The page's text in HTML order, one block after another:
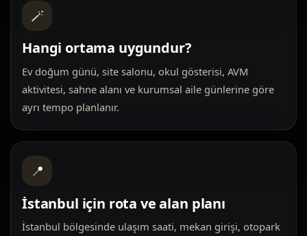
🪄
Hangi ortama uygundur?
Ev doğum günü, site salonu, okul gösterisi, AVM
aktivitesi, sahne alanı ve kurumsal aile günlerine göre
ayrı tempo planlanır.
📍
İstanbul için rota ve alan planı
İstanbul bölgesinde ulaşım saati, mekan girişi, otopark